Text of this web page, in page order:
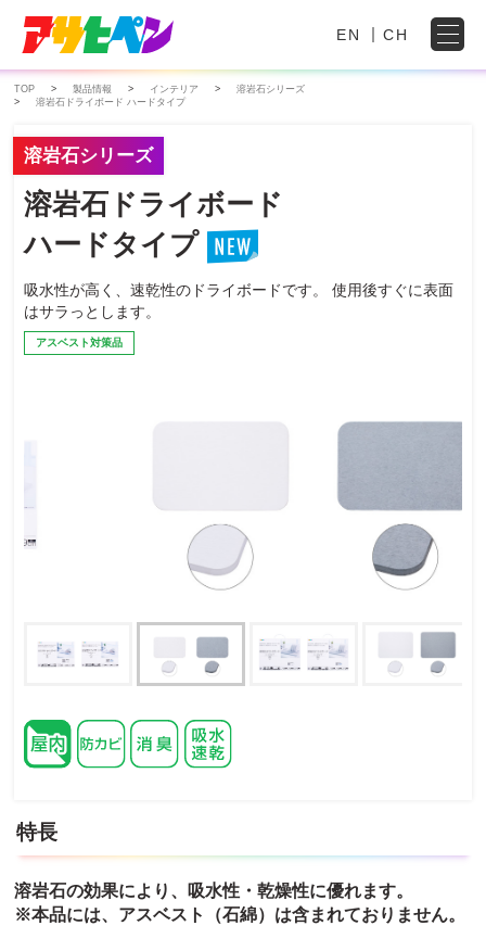
EN CH
TOP 製品情報 インテリア
溶岩石シリーズ
溶岩石ドライボード ハードタイプ
溶岩石シリーズ
溶岩石ドライボード
ハードタイプ
吸水性が高く、速乾性のドライボードです。
使用後すぐに表面
はサラっとします。
アスベスト対策品
特長
溶岩石の効果により、吸水性・乾燥性に優れます。
※本品には、アスベスト（石綿）は含まれておりません。